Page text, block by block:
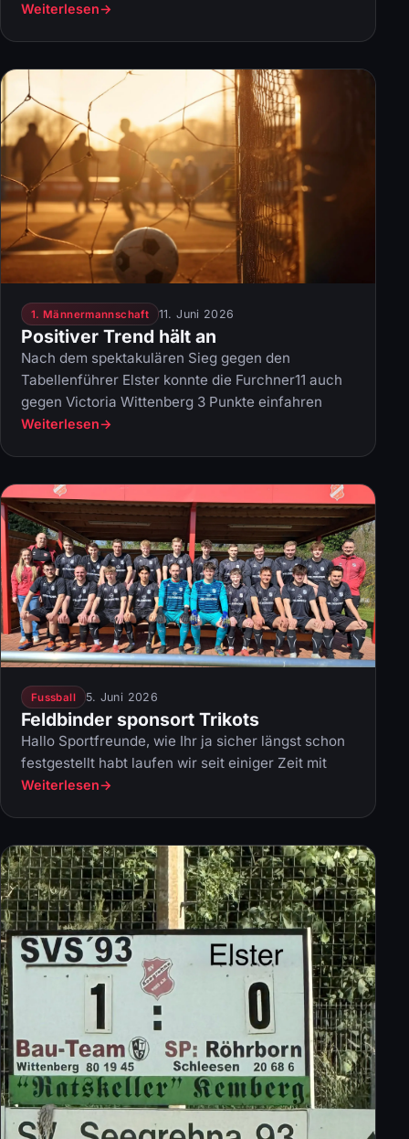
Weiterlesen
1. Männermannschaft 11. Juni 2026
Positiver Trend hält an
Nach dem spektakulären Sieg gegen den
Tabellenführer Elster konnte die Furchner11 auch
gegen Victoria Wittenberg 3 Punkte einfahren
Weiterlesen
Fussball 5. Juni 2026
Feldbinder sponsort Trikots
Hallo Sportfreunde, wie Ihr ja sicher längst schon
festgestellt habt laufen wir seit einiger Zeit mit
Weiterlesen